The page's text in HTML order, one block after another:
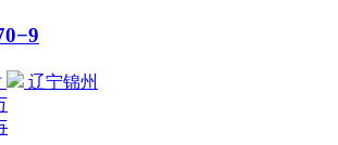
辽宁锦州